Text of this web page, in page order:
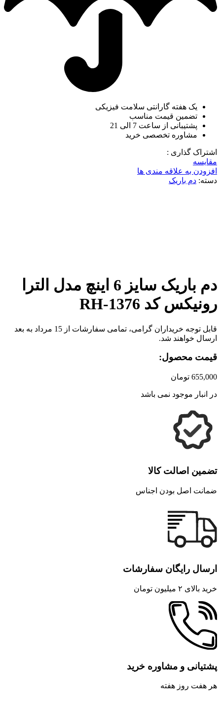
یک هفته گارانتی سلامت فیزیکی
تضمین قیمت مناسب
پشتیبانی از ساعت 7 الی 21
مشاوره تخصصی خرید
اشتراک گذاری :
مقایسه
افزودن به علاقه مندی ها
دسته: دم باریک
دم باریک سایز 6 اینچ مدل الترا
رونیکس کد RH-1376
قابل توجه خریداران گرامی، تمامی سفارشات از 15 مرداد به بعد
ارسال خواهند شد.
قیمت محصول:
655,000 تومان
در انبار موجود نمی باشد
تضمین اصالت کالا
ضمانت اصل بودن اجناس
ارسال رایگان سفارشات
خرید بالای ۲ میلیون تومان
پشتیانی و مشاوره خرید
هر هفت روز هفته